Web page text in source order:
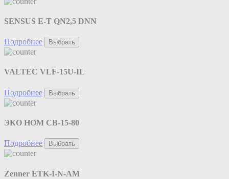
SENSUS E-T QN2,5 DNN
Подробнее Выбрать
VALTEC VLF-15U-IL
Подробнее Выбрать
ЭКО НОМ СВ-15-80
Подробнее Выбрать
Zenner ETK-I-N-AM